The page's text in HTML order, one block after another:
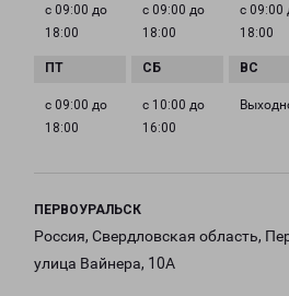
с 09:00 до
18:00
с 09:00 до
18:00
с 09:00
18:00
с 09:00 до
18:00
с 10:00 до
16:00
ПЕРВОУРАЛЬСК
Россия, Свердловская область,
улица Вайнера, 10А